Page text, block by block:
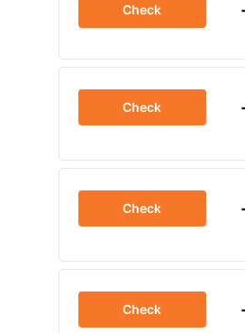
Check
Check
Check
Check